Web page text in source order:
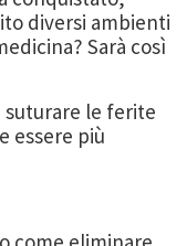
diversi ambienti
Sarà così
suturare le ferite
essere più